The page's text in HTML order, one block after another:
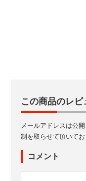
この商品のレ
メールアドレスは公
制を取らせて頂いてお
コメント